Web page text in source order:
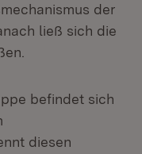
der
ließ sich die
befindet sich
diesen